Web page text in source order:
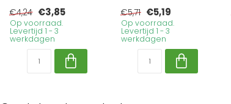
€4,24 €3,85
Op voorraad.
Levertijd 1 - 3
werkdagen
€5,71 €5,19
Op voorraad.
Levertijd 1 - 3
werkdagen